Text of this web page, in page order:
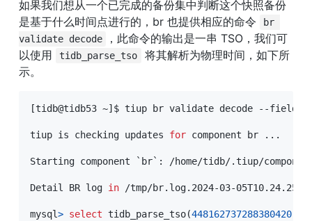
如果我们想从一个已完成的备份集中判断这个快照备份
是基于什么时间点进行的，br 也提供相应的命令
br
validate decode
，此命令的输出是一串 TSO，我们可
以使用
tidb_parse_tso
将其解析为物理时间，如下所
示。
[tidb@tidb53 ~] $ tiup br validate decode --field
tiup is checking updates for component br .. .
Starting component ` br` : /home/tidb/.tiup/
Detail BR log in /tmp/br.log.2024-03-
mysql> select tidb_parse_tso(448162737288380420